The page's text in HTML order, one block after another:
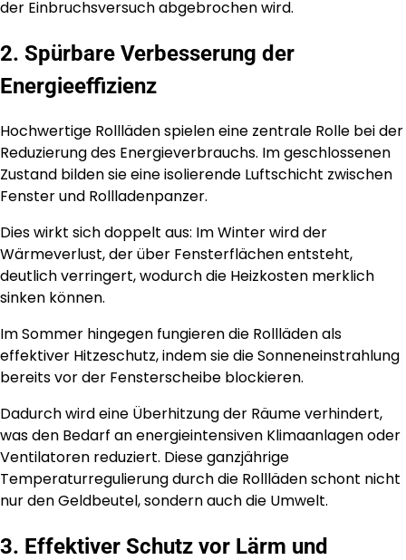
der Einbruchsversuch abgebrochen wird.
2. Spürbare Verbesserung der
Energieeffizienz
Hochwertige Rollläden spielen eine zentrale Rolle bei der
Reduzierung des Energieverbrauchs. Im geschlossenen
Zustand bilden sie eine isolierende Luftschicht zwischen
Fenster und Rollladenpanzer.
Dies wirkt sich doppelt aus: Im Winter wird der
Wärmeverlust, der über Fensterflächen entsteht,
deutlich verringert, wodurch die Heizkosten merklich
sinken können.
Im Sommer hingegen fungieren die Rollläden als
effektiver Hitzeschutz, indem sie die Sonneneinstrahlung
bereits vor der Fensterscheibe blockieren.
Dadurch wird eine Überhitzung der Räume verhindert,
was den Bedarf an energieintensiven Klimaanlagen oder
Ventilatoren reduziert. Diese ganzjährige
Temperaturregulierung durch die Rollläden schont nicht
nur den Geldbeutel, sondern auch die Umwelt.
3. Effektiver Schutz vor Lärm und